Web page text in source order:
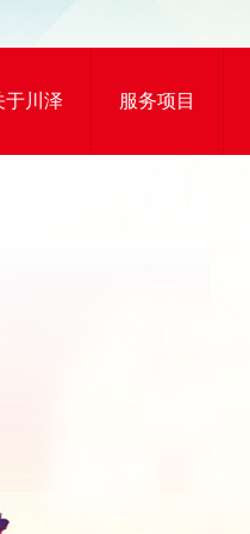
于川泽 服务项目